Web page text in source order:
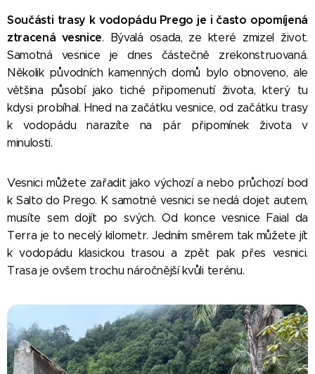
Součásti trasy k vodopádu Prego je i často opomíjená
ztracená vesnice. Bývalá osada, ze které zmizel život.
Samotná vesnice je dnes částečně zrekonstruovaná.
Několik původních kamenných domů bylo obnoveno, ale
většina působí jako tiché připomenutí života, který tu
kdysi probíhal. Hned na začátku vesnice, od začátku trasy
k vodopádu narazíte na pár připomínek života v
minulosti.
Vesnici můžete zařadit jako výchozí a nebo průchozí bod
k Salto do Prego. K samotné vesnici se nedá dojet autem,
musíte sem dojít po svých. Od konce vesnice Faial da
Terra je to necelý kilometr. Jedním směrem tak můžete jít
k vodopádu klasickou trasou a zpět pak přes vesnici.
Trasa je ovšem trochu náročnější kvůli terénu.